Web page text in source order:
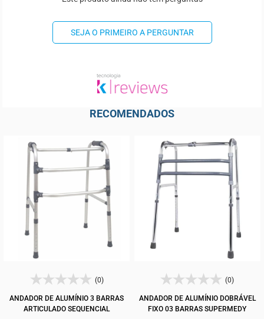
SEJA O PRIMEIRO A PERGUNTAR
RECOMENDADOS
(0)
ANDADOR DE ALUMÍNIO 3 BARRAS
ARTICULADO SEQUENCIAL
(0)
ANDADOR DE ALUMÍNIO DOBRÁVEL
FIXO 03 BARRAS SUPERMEDY